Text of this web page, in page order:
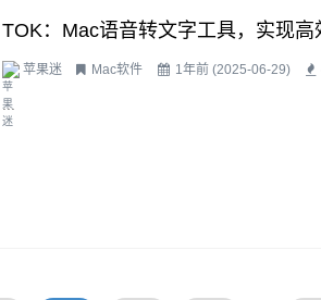
TOK：Mac语音转文字工具，实现高
苹果迷 Mac软件 1年前 (2025-06-29)
...